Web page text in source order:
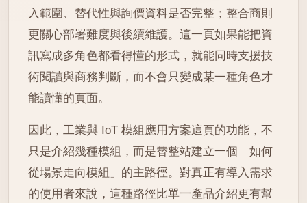
入範圍、替代性與詢價資料是否完整；整合商則
更關心部署難度與後續維護。這一頁如果能把資
訊寫成多角色都看得懂的形式，就能同時支援技
術閱讀與商務判斷，而不會只變成某一種角色才
能讀懂的頁面。
因此，工業與 IoT 模組應用方案這頁的功能，不
只是介紹幾種模組，而是替整站建立一個「如何
從場景走向模組」的主路徑。對真正有導入需求
的使用者來說，這種路徑比單一產品介紹更有幫